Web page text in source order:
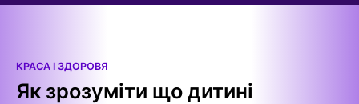
КРАСА І ЗДОРОВЯ
Як зрозуміти що дитині